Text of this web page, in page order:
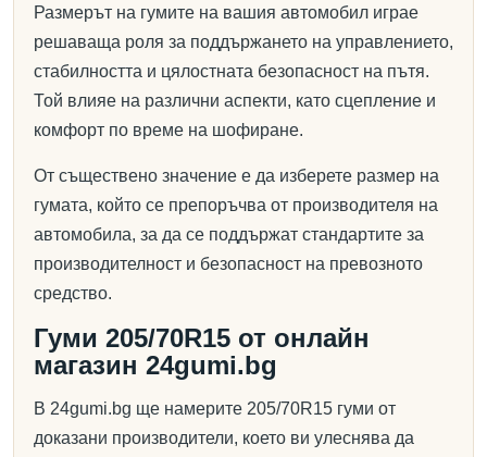
Размерът на гумите на вашия автомобил играе
решаваща роля за поддържането на управлението,
стабилността и цялостната безопасност на пътя.
Той влияе на различни аспекти, като сцепление и
комфорт по време на шофиране.
От съществено значение е да изберете размер на
гумата, който се препоръчва от производителя на
автомобила, за да се поддържат стандартите за
производителност и безопасност на превозното
средство.
Гуми 205/70R15 от онлайн
магазин 24gumi.bg
В 24gumi.bg ще намерите 205/70R15 гуми от
доказани производители, което ви улеснява да